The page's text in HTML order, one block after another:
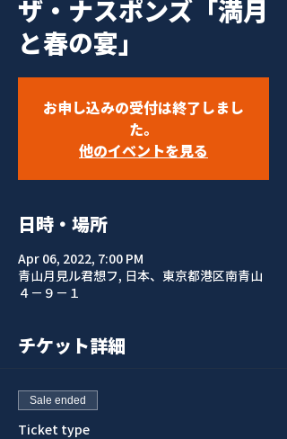
ザ・ナスポンズ「満月
と春の宴」
お申し込みの受付は終了しまし
た。
他のイベントを見る
日時・場所
Apr 06, 2022, 7:00 PM
青山月見ル君想フ, 日本、東京都港区南青山
４−９−１
チケット詳細
Sale ended
Ticket type